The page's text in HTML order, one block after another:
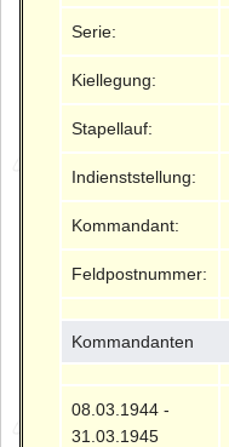
Serie:
Kiellegung:
Stapellauf:
Indienststellung:
Kommandant:
Feldpostnummer:
Kommandanten
08.03.1944 -
31.03.1945